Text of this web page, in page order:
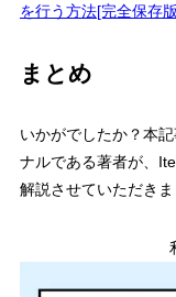
を行う方法[完全保存
まとめ
いかがでしたか？本
ナルである著者が、
解説させていただき